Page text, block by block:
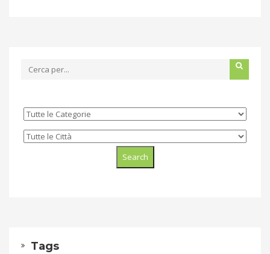
Tags